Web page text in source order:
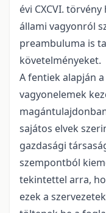
évi CXCVI.
állami vagyonról
preambuluma is
követelményeket.
A fentiek alapján
vagyonelemek
sajátos elvek
gazdasági
szempontból
tekintettel arra,
ezek a